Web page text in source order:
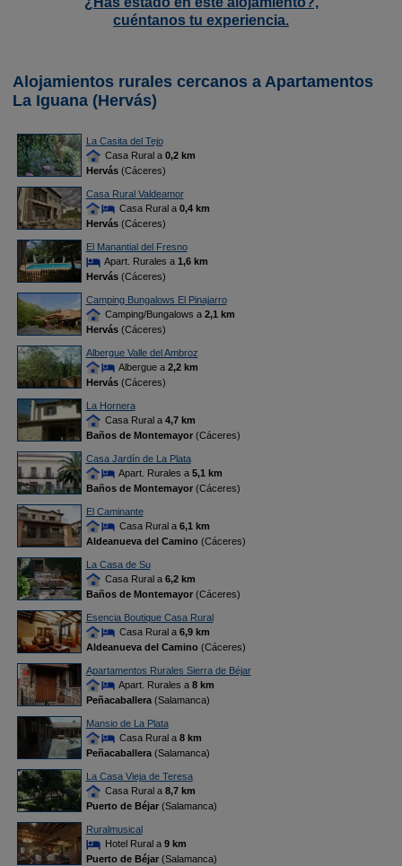
cuéntanos tu experiencia.
Alojamientos rurales cercanos a Apartamentos
La Iguana (Hervás)
La Casita del Tejo
Casa Rural a 0,2 km
Hervás(Cáceres)
Casa Rural Valdeamor
Casa Rural a 0,4 km
Hervás(Cáceres)
El Manantial del Fresno
Apart. Rurales a 1,6 km
Hervás(Cáceres)
Camping Bungalows El Pinajarro
Camping/Bungalows a 2,1 km
Hervás(Cáceres)
Albergue Valle del Ambroz
Albergue a 2,2 km
Hervás(Cáceres)
La Hornera
Casa Rural a 4,7 km
Baños de Montemayor(Cáceres)
Casa Jardín de La Plata
Apart. Rurales a 5,1 km
Baños de Montemayor(Cáceres)
El Caminante
Casa Rural a 6,1 km
Aldeanueva del Camino(Cáceres)
La Casa de Su
Casa Rural a 6,2 km
Baños de Montemayor(Cáceres)
Esencia Boutique Casa Rural
Casa Rural a 6,9 km
Aldeanueva del Camino(Cáceres)
Apartamentos Rurales Sierra de Béjar
Apart. Rurales a 8 km
Peñacaballera(Salamanca)
Mansio de La Plata
Casa Rural a 8 km
Peñacaballera(Salamanca)
La Casa Vieja de Teresa
Casa Rural a 8,7 km
Puerto de Béjar(Salamanca)
Ruralmusical
Hotel Rural a 9 km
Puerto de Béjar(Salamanca)